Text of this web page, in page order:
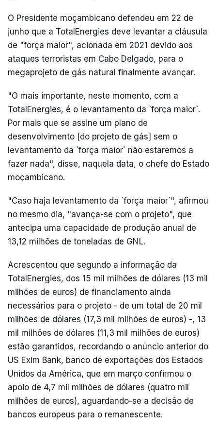
O Presidente moçambicano defendeu em 22 de
junho que a TotalEnergies deve levantar a cláusula
de "força maior", acionada em 2021 devido aos
ataques terroristas em Cabo Delgado, para o
megaprojeto de gás natural finalmente avançar.
"O mais importante, neste momento, com a
TotalEnergies, é o levantamento da `força maior`.
Por mais que se assine um plano de
desenvolvimento [do projeto de gás] sem o
levantamento da `força maior` não estaremos a
fazer nada", disse, naquela data, o chefe do Estado
moçambicano.
"Caso haja levantamento da `força maior`", afirmou
no mesmo dia, "avança-se com o projeto", que
antecipa uma capacidade de produção anual de
13,12 milhões de toneladas de GNL.
Acrescentou que segundo a informação da
TotalEnergies, dos 15 mil milhões de dólares (13 mil
milhões de euros) de financiamento ainda
necessários para o projeto - de um total de 20 mil
milhões de dólares (17,3 mil milhões de euros) -, 13
mil milhões de dólares (11,3 mil milhões de euros)
estão garantidos, recordando o anúncio anterior do
US Exim Bank, banco de exportações dos Estados
Unidos da América, que em março confirmou o
apoio de 4,7 mil milhões de dólares (quatro mil
milhões de euros), aguardando-se a decisão de
bancos europeus para o remanescente.